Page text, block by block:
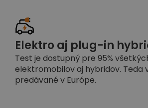
Elektro aj plug-in
Test je dostupný pre 95%
elektromobilov aj hybridov. Teda
predávané v Európe.